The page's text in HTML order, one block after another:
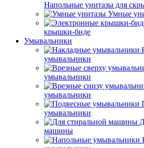
Напольные унитазы для
Умные
крышки-биде
Умывальники
умывальники
умывальники
умывальники
умывальники
машины